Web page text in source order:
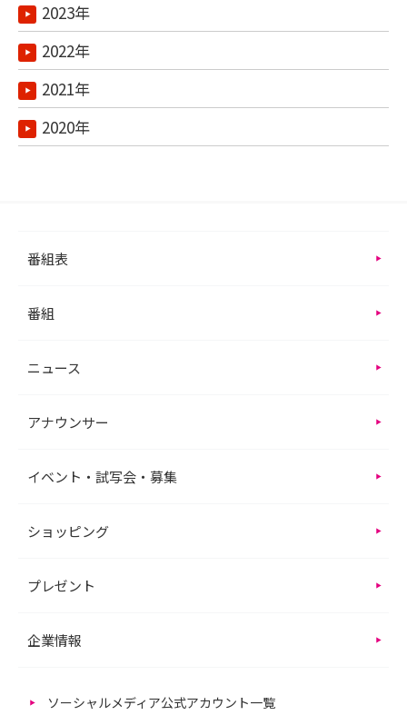
2023年
2022年
2021年
2020年
番組表
番組
ニュース
アナウンサー
イベント・試写会・募集
ショッピング
プレゼント
企業情報
ソーシャルメディア公式アカウント一覧